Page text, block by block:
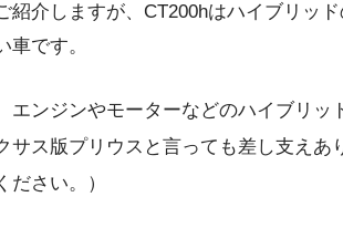
紹介しますが、CT200hはハイブリッ
車です。
エンジンやモーターなどのハイブリッ
サス版プリウスと言っても差し支え
ださい。）